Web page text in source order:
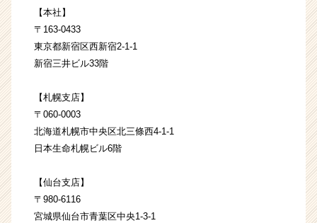
【本社】
〒163-0433
東京都新宿区西新宿2-1-1
新宿三井ビル33階
【札幌支店】
〒060-0003
北海道札幌市中央区北三條西4-1-1
日本生命札幌ビル6階
【仙台支店】
〒980-6116
宮城県仙台市青葉区中央1-3-1